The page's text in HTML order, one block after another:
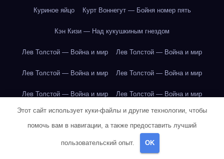
Куриное яйцо Курт Воннегут — Бойня номер пять
Кэн Кизи — Над кукушкиным гнездом
Лев Толстой — Война и мир Лев Толстой — Война и мир
Лев Толстой — Война и мир Лев Толстой — Война и мир
Лев Толстой — Война и мир Лев Толстой — Война и мир
Лев Толстой — Война и мир Лев Толстой — Война и мир
Лев Толстой — Война и мир
Этот сайт использует куки-файлы и другие технологии, чтобы
помочь вам в навигации, а также предоставить лучший
пользовательский опыт. OK